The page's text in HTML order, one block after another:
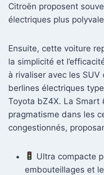
Citroën proposent
électriques plus
Ensuite, cette voiture
la simplicité et
à rivaliser avec les
berlines électriques
Toyota bZ4X. La Smart
pragmatisme dans les
congestionnés,
Ultra compacte
embouteillages et